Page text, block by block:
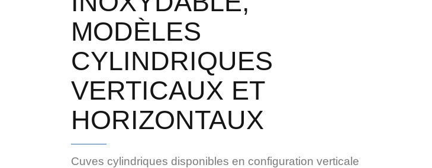
MODÈLES
CYLINDRIQUES
VERTICAUX ET
HORIZONTAUX
Cuves cylindriques disponibles en configuration verticale